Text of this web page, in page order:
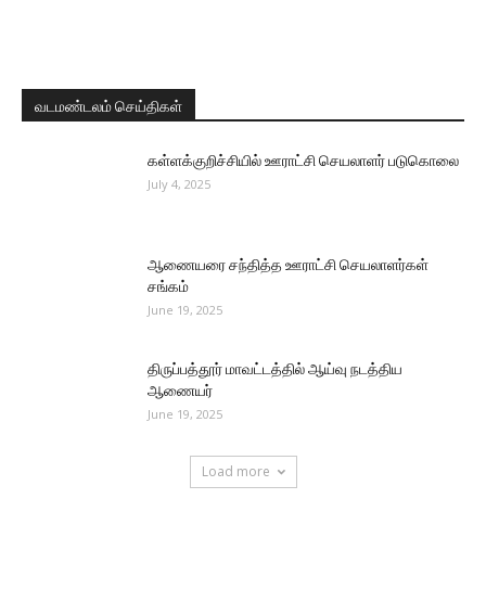
வடமண்டலம் செய்திகள்
கள்ளக்குறிச்சியில் ஊராட்சி செயலாளர் படுகொலை
July 4, 2025
ஆணையரை சந்தித்த ஊராட்சி செயலாளர்கள்
சங்கம்
June 19, 2025
திருப்பத்தூர் மாவட்டத்தில் ஆய்வு நடத்திய
ஆணையர்
June 19, 2025
Load more